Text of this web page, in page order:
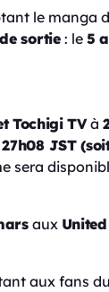
le manga
sortie: le 5
Tochigi TVà
27h08 JST
sera
aux
aux fans